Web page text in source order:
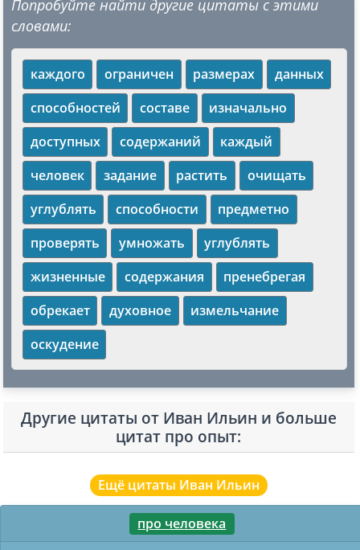
Попробуйте найти другие цитаты с этими
словами:
каждого ограничен размерах
данных
способностей
составе
изначально
доступных
содержаний
каждый
человек
задание растить
очищать
углублять
способности
предметно
проверять
умножать
углублять
жизненные
содержания
пренебрегая
обрекает
духовное
измельчание
оскудение
Другие цитаты от Иван Ильин и больше
цитат про опыт:
Ещё цитаты Иван Ильин
про человека